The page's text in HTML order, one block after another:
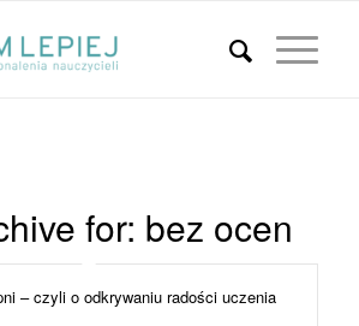
for: bez ocen
– czyli o odkrywaniu radości uczenia